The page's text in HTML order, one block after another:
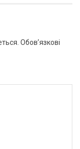
Обов’язкові